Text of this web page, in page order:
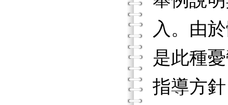
入。由
是此種
指導方